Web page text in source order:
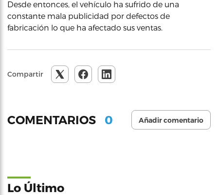
Desde entonces, el vehículo ha sufrido de una
constante mala publicidad por defectos de
fabricación lo que ha afectado sus ventas.
Compartir
COMENTARIOS 0 Añadir comentario
Lo Último